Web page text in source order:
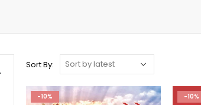
Sort By:
-10% -10%